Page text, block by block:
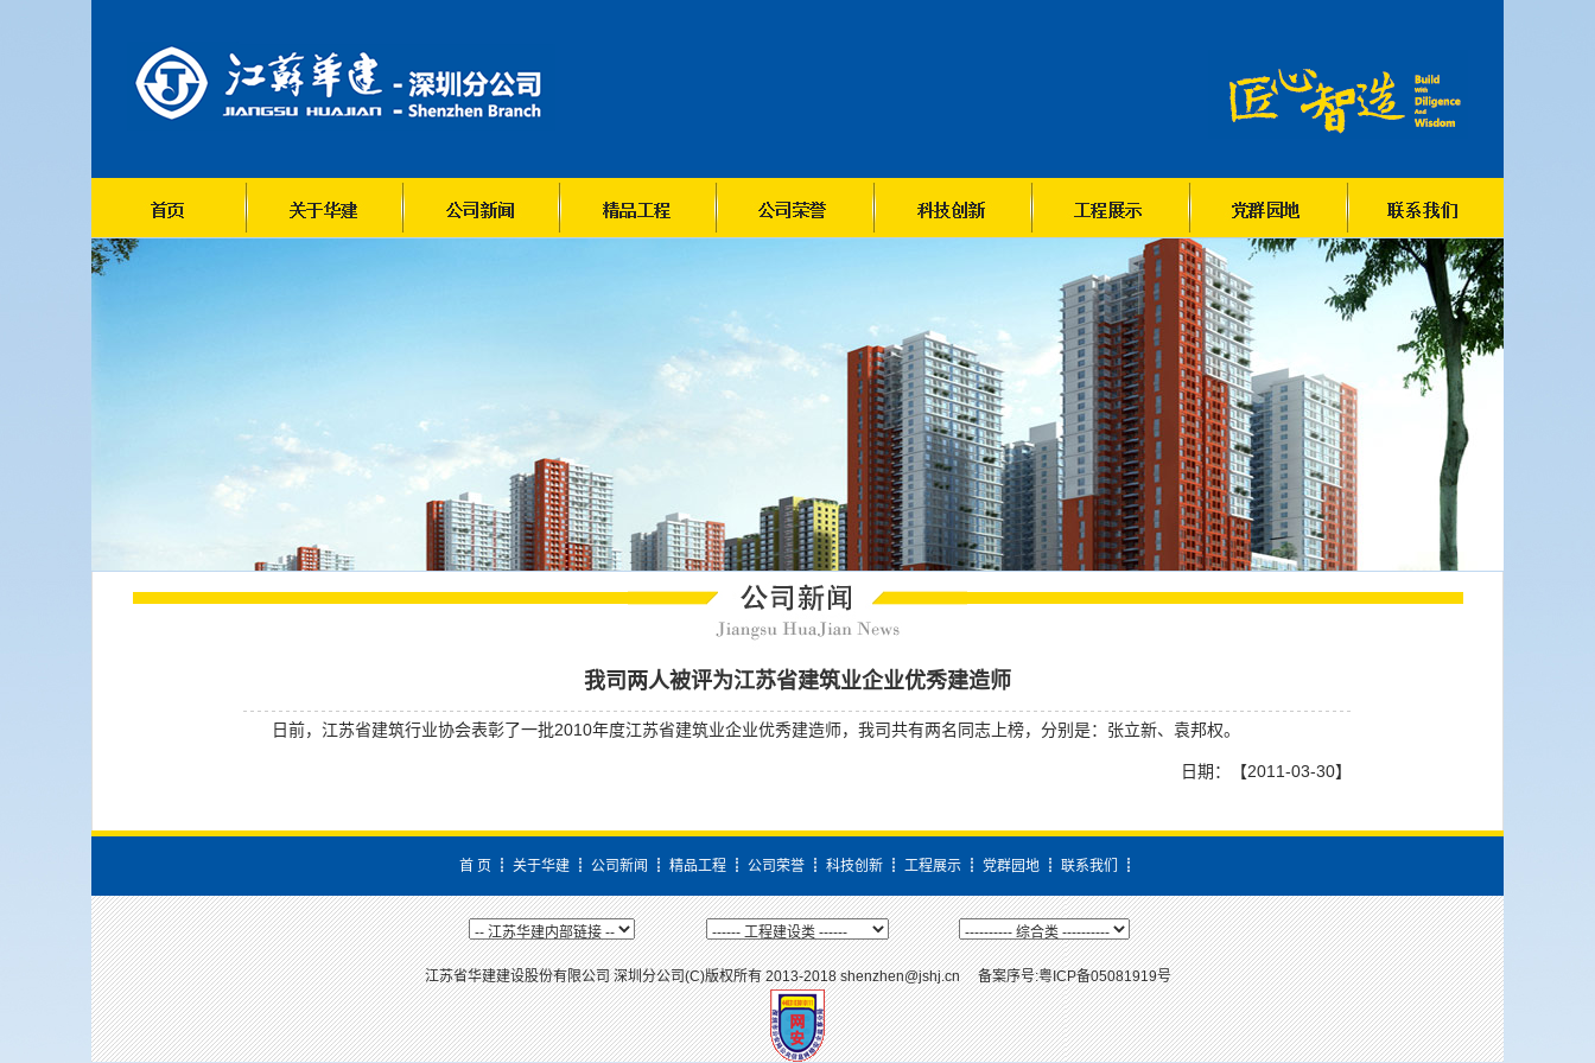
我司两人被评为江苏省建筑业企业优秀建造师
日前，江苏省建筑行业协会表彰了一批2010年度江苏省建筑业企业优秀建造师，我司共有两名同志上榜，分别是：张立新、袁邦权。
日期：【2011-03-30】
首 页 ┋ 关于华建 ┋ 公司新闻 ┋ 精品工程 ┋ 公司荣誉 ┋ 科技创新 ┋ 工程展示 ┋ 党群园地 ┋ 联系我们 ┋
江苏省华建建设股份有限公司 深圳分公司(C)版权所有 2013-2018 shenzhen@jshj.cn 备案序号:粤ICP备05081919号